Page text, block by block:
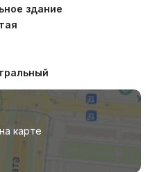
здание
карте